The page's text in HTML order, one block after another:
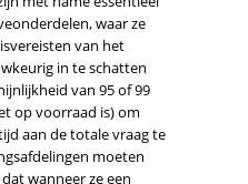
waar ze
van het
in te schatten
van 95 of 99
op voorraad is) om
aan de totale vraag te
moeten
wanneer ze een